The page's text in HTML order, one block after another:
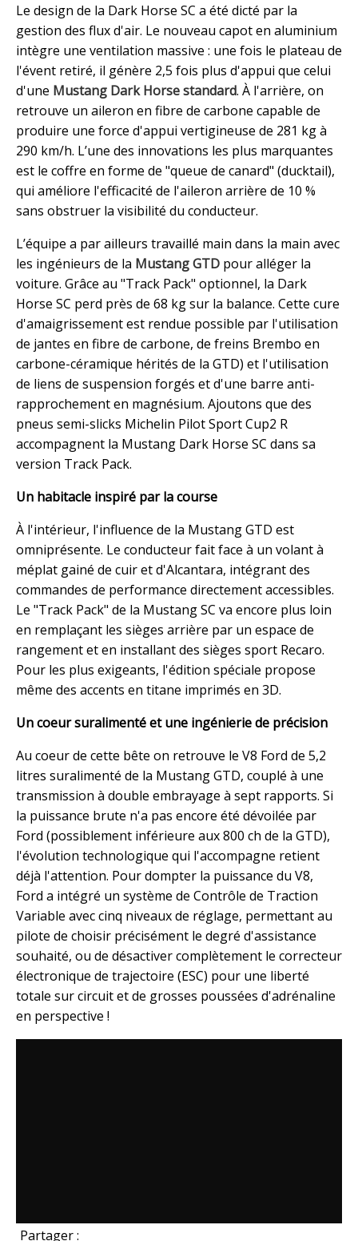
Le design de la Dark Horse SC a été dicté par la
gestion des flux d'air. Le nouveau capot en aluminium
intègre une ventilation massive : une fois le plateau de
l'évent retiré, il génère 2,5 fois plus d'appui que celui
d'une Mustang Dark Horse standard. À l'arrière, on
retrouve un aileron en fibre de carbone capable de
produire une force d'appui vertigineuse de 281 kg à
290 km/h. L’une des innovations les plus marquantes
est le coffre en forme de "queue de canard" (ducktail),
qui améliore l'efficacité de l'aileron arrière de 10 %
sans obstruer la visibilité du conducteur.
L’équipe a par ailleurs travaillé main dans la main avec
les ingénieurs de la Mustang GTD pour alléger la
voiture. Grâce au "Track Pack" optionnel, la Dark
Horse SC perd près de 68 kg sur la balance. Cette cure
d'amaigrissement est rendue possible par l'utilisation
de jantes en fibre de carbone, de freins Brembo en
carbone-céramique hérités de la GTD) et l'utilisation
de liens de suspension forgés et d'une barre anti-
rapprochement en magnésium. Ajoutons que des
pneus semi-slicks Michelin Pilot Sport Cup2 R
accompagnent la Mustang Dark Horse SC dans sa
version Track Pack.
Un habitacle inspiré par la course
À l'intérieur, l'influence de la Mustang GTD est
omniprésente. Le conducteur fait face à un volant à
méplat gainé de cuir et d'Alcantara, intégrant des
commandes de performance directement accessibles.
Le "Track Pack" de la Mustang SC va encore plus loin
en remplaçant les sièges arrière par un espace de
rangement et en installant des sièges sport Recaro.
Pour les plus exigeants, l'édition spéciale propose
même des accents en titane imprimés en 3D.
Un coeur suralimenté et une ingénierie de précision
Au coeur de cette bête on retrouve le V8 Ford de 5,2
litres suralimenté de la Mustang GTD, couplé à une
transmission à double embrayage à sept rapports. Si
la puissance brute n'a pas encore été dévoilée par
Ford (possiblement inférieure aux 800 ch de la GTD),
l'évolution technologique qui l'accompagne retient
déjà l'attention. Pour dompter la puissance du V8,
Ford a intégré un système de Contrôle de Traction
Variable avec cinq niveaux de réglage, permettant au
pilote de choisir précisément le degré d'assistance
souhaité, ou de désactiver complètement le correcteur
électronique de trajectoire (ESC) pour une liberté
totale sur circuit et de grosses poussées d'adrénaline
en perspective !
Partager :